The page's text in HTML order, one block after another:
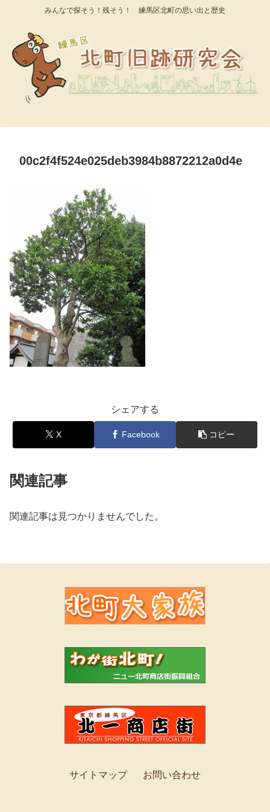
みんなで探そう！残そう！ 練馬区北町の思い出と歴史
00c2f4f524e025deb3984b8872212a0d4e
シェアする
X Facebook コピー
関連記事
関連記事は見つかりませんでした。
サイトマップ お問い合わせ